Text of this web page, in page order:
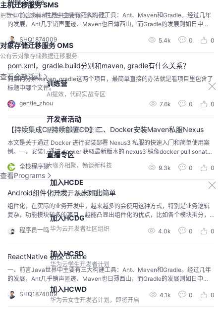
主机迁移服务 SMS
把数据中心或其他云上主机迁移到华为云
对象存储迁移服务 OMS
公有云对象存储数据迁移服务
查看全部活动
训练营
AI提效，代码实战专区
开发者活动
全球开发者技术交流
直播专区
大咖齐相聚，畅谈新科技
查看Programs
加入HCDE
华为云开发者专家计划
加入HCDG
华为云开发者社区组织
加入HCSD
华为云学生开发者计划
加入HCWD
华为云女性开发者计划，即将开启
初探 Gradle
一、前言Java世界中主要有三大构建工具：Ant、Maven和Gradle。经过几年
的发展，Ant几乎销声匿迹、Maven也日薄西山，而Gradle的发展则如日中
构、一致的构建模型和插件机制。我们可以从这五个方面来分析Gradle优于Ma
ven的先进之处。 二、依赖管理系统Maven为Java世界引入了一个新的依赖管
理系...
SHQ1874009 5.4k 0 0
pom.xml，gradle.build分别和maven, gradle有什么关系？
而如何分辨maven, gradle这两个项目，最简单直接的办法就是看项目里包含了
标题中哪个文件。
gentle_zhou 7.6k 0 0
【持续集成CI/持续部署CD】二、Docker安装Maven私服Nexus
本文是关于通过 Docker 进行安装部署 Nexus3 私服的快速入门和简单使用案
例。一、安装1. 通过 docker 获取最新版本的 nexus3 镜像docker pull sonatyp
e/nexus3创建 docker 镜像到宿主机的磁盘映射目录Linux:mkdir -p /home/ne
xus/datachmod 777 -R /home/nexus/dataWindows:手...
全栈程序猿 9.3k 0 0
Android组件化开发，从未如此简单
组件化，在实际的业务开发中，越来越多的会使用这种方式，特别是业务逻辑
复杂，功能模块较多的项目，越能凸显出组件化的优点，比如各个模块拆分，
使其业务分明，比如耦合度低，组件之间相互独立，再比如编译运行速度大大
降低，还有代码复用，减少代码冗余，责任明确，减少合并冲突等等，可谓是
优点多多，正因为有足够多的优点，组件化开发，一直是目前项目开发中的所
推崇的开发方式之一。
程序员一鸣 4.0k 0 0
ReactNative 初探 Gradle
一、前言Java世界中主要有三大构建工具：Ant、Maven和Gradle。经过几年
的发展，Ant几乎销声匿迹、Maven也日薄西山，而Gradle的发展则如日中
天。Maven功能主要分为五点：依赖管理系统、多模块构建、一致的项目结
构、一致的构建模型和插件机制。我们可以从这五个方面来分析Gradle优于Ma
ven的先进之处。 二、依赖管理系统Maven为Java世界引入了一个新的依赖管
SHQ1874009 4.1k 0 0